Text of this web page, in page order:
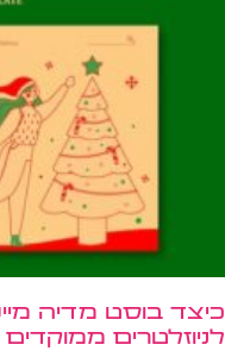
כיצד בוסט מדיה
לניוזלטרים ממוקדים